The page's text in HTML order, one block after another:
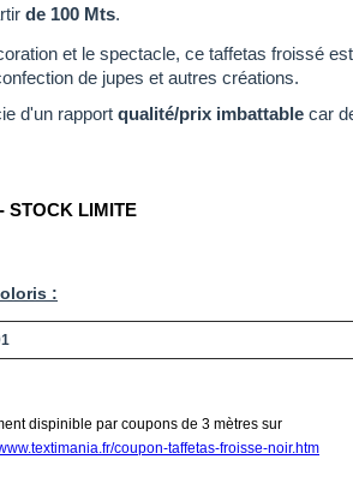
de 100 Mts.
et le spectacle, ce taffetas froissé
de jupes et autres créations.
d'un rapport qualité/prix imbattable car
STOCK LIMITE
:
dispinible par coupons de 3 mètres sur
coupon-taffetas-froisse-noir.htm